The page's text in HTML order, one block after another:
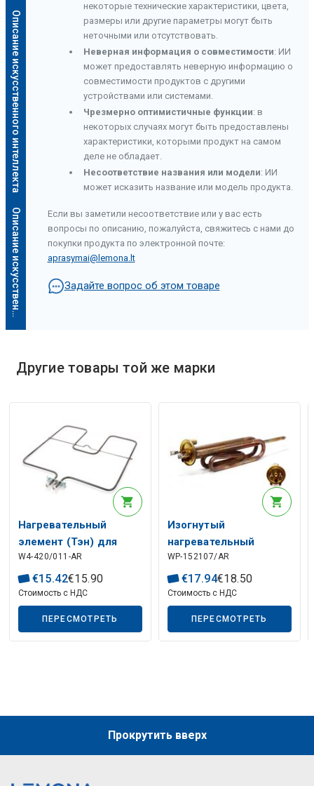
Описание искусственного интеллекта
О
п
и
с
а
н
и
е
и
с
к
у
с
с
т
в
е
н
н
о
г
о
и
н
т
е
л
л
е
к
т
а
Описание искусственного интеллекта
Описание искусственного интеллекта
некоторые технические характеристики, цвета,
размеры или другие параметры могут быть
неточными или отсутствовать.
Неверная информация о совместимости: ИИ
может предоставлять неверную информацию о
совместимости продуктов с другими
устройствами или системами.
Чрезмерно оптимистичные функции: в
некоторых случаях могут быть предоставлены
характеристики, которыми продукт на самом
деле не обладает.
Несоответствие названия или модели: ИИ
может исказить название или модель продукта.
Если вы заметили несоответствие или у вас есть
вопросы по описанию, пожалуйста, свяжитесь с нами до
покупки продукта по электронной почте:
aprasymai@lemona.lt
Задайте вопрос об этом товаре
Другие товары той же марки
Нагревательный
элемент (Тэн) для
духовка 1600W
370x348mm
524012200, 524020800
ARDO, TECNOGAS
W4-420/011-AR
€15.42€15.90
Стоимость с НДС
ПЕРЕСМОТРЕТЬ
Изогнутый
нагревательный
элемент для котла
2000 Вт с держателем
анода M6
WP-152107/AR
€17.94€18.50
Стоимость с НДС
ПЕРЕСМОТРЕТЬ
Прокрутить вверх